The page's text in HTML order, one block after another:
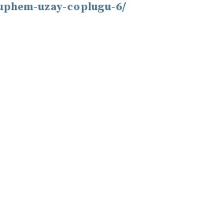
uzay-coplugu-6/